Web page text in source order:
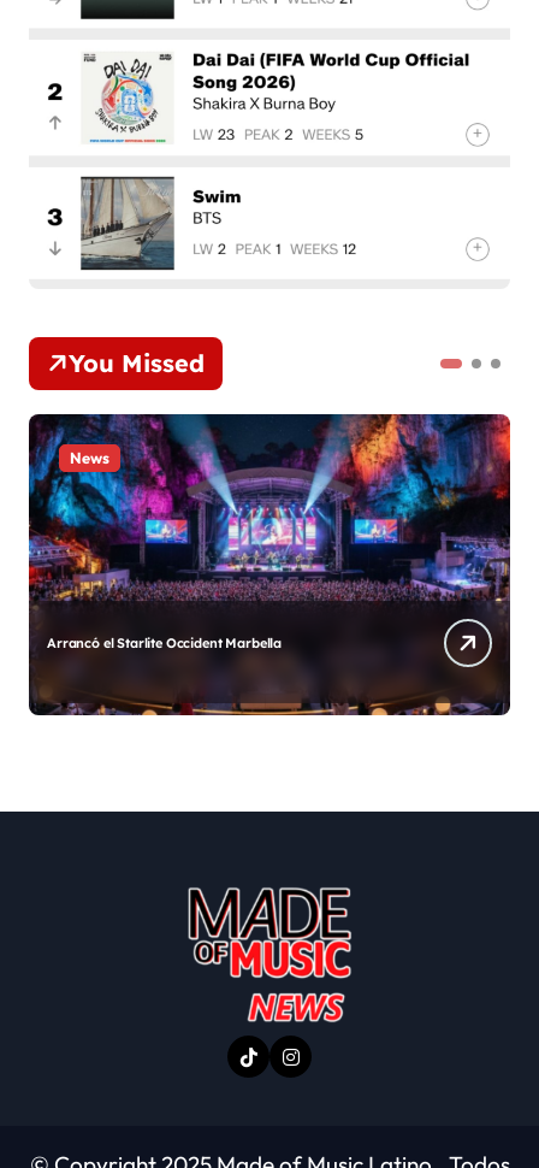
You Missed
News
Cartagena tendrá la mejor fiesta de Fin de Año en
Colombia